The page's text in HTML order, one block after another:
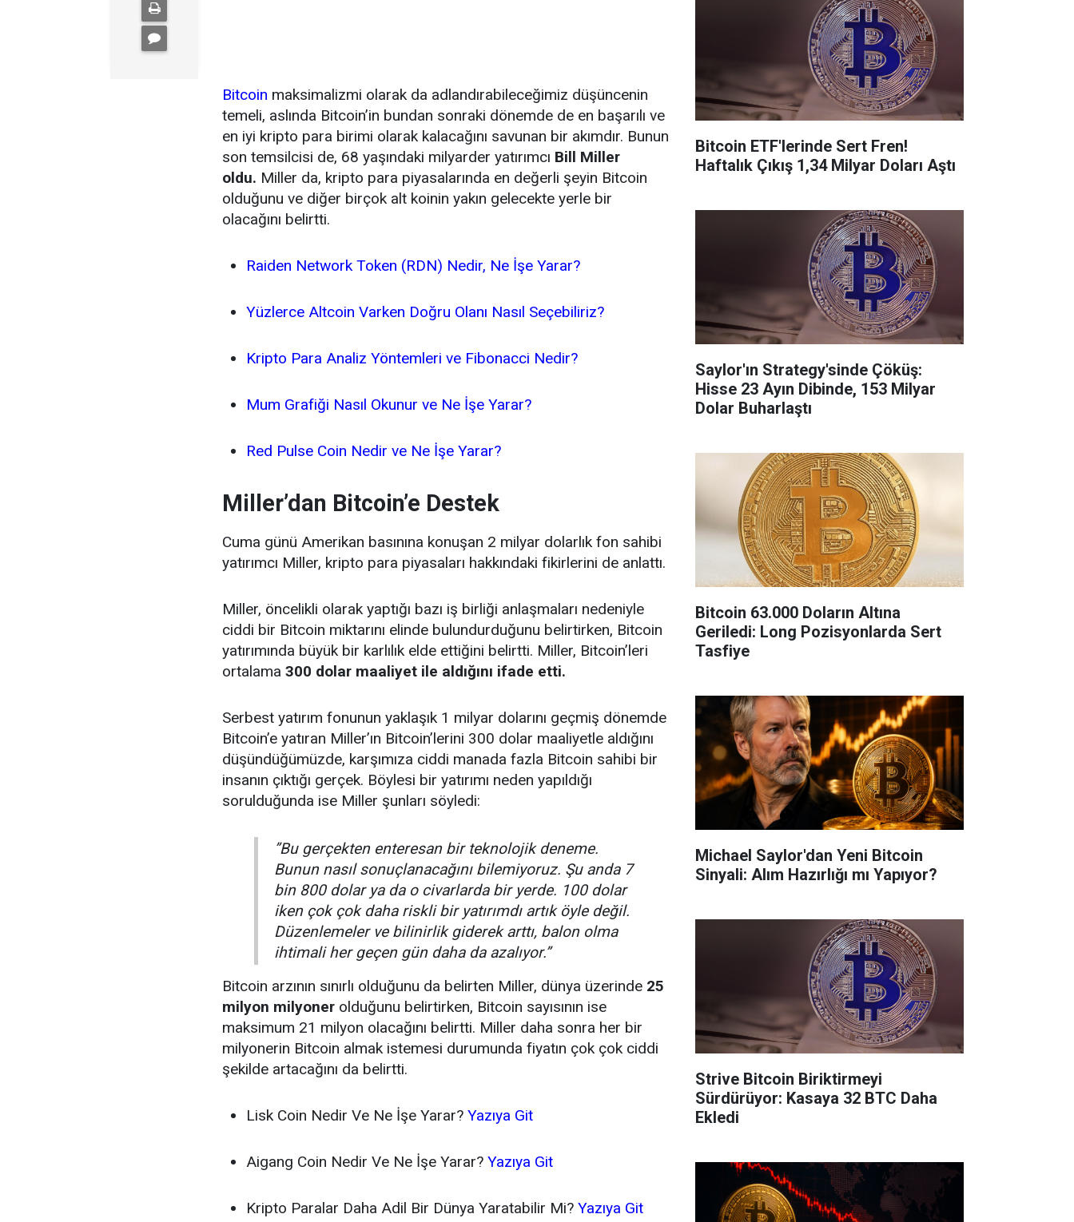
Bitcoin maksimalizmi olarak da adlandırabileceğimiz düşüncenin
temeli, aslında Bitcoin’in bundan sonraki dönemde de en başarılı ve
en iyi kripto para birimi olarak kalacağını savunan bir akımdır. Bunun
son temsilcisi de, 68 yaşındaki milyarder yatırımcı Bill Miller
oldu. Miller da, kripto para piyasalarında en değerli şeyin Bitcoin
olduğunu ve diğer birçok alt koinin yakın gelecekte yerle bir
olacağını belirtti.
Raiden Network Token (RDN) Nedir, Ne İşe Yarar?
Yüzlerce Altcoin Varken Doğru Olanı Nasıl Seçebiliriz?
Kripto Para Analiz Yöntemleri ve Fibonacci Nedir?
Mum Grafiği Nasıl Okunur ve Ne İşe Yarar?
Red Pulse Coin Nedir ve Ne İşe Yarar?
Miller’dan Bitcoin’e Destek
Cuma günü Amerikan basınına konuşan 2 milyar dolarlık fon sahibi
yatırımcı Miller, kripto para piyasaları hakkındaki fikirlerini de anlattı.
Miller, öncelikli olarak yaptığı bazı iş birliği anlaşmaları nedeniyle
ciddi bir Bitcoin miktarını elinde bulundurduğunu belirtirken, Bitcoin
yatırımında büyük bir karlılık elde ettiğini belirtti. Miller, Bitcoin’leri
ortalama 300 dolar maaliyet ile aldığını ifade etti.
Serbest yatırım fonunun yaklaşık 1 milyar dolarını geçmiş dönemde
Bitcoin’e yatıran Miller’ın Bitcoin’lerini 300 dolar maaliyetle aldığını
düşündüğümüzde, karşımıza ciddi manada fazla Bitcoin sahibi bir
insanın çıktığı gerçek. Böylesi bir yatırımı neden yapıldığı
sorulduğunda ise Miller şunları söyledi:
”Bu gerçekten enteresan bir teknolojik deneme.
Bunun nasıl sonuçlanacağını bilemiyoruz. Şu anda 7
bin 800 dolar ya da o civarlarda bir yerde. 100 dolar
iken çok çok daha riskli bir yatırımdı artık öyle değil.
Düzenlemeler ve bilinirlik giderek arttı, balon olma
ihtimali her geçen gün daha da azalıyor.”
Bitcoin arzının sınırlı olduğunu da belirten Miller, dünya üzerinde 25
milyon milyoner olduğunu belirtirken, Bitcoin sayısının ise
maksimum 21 milyon olacağını belirtti. Miller daha sonra her bir
milyonerin Bitcoin almak istemesi durumunda fiyatın çok çok ciddi
şekilde artacağını da belirtti.
Lisk Coin Nedir Ve Ne İşe Yarar? Yazıya Git
Aigang Coin Nedir Ve Ne İşe Yarar? Yazıya Git
Kripto Paralar Daha Adil Bir Dünya Yaratabilir Mi? Yazıya Git
Bitcoin ETF'lerinde Sert Fren!
Haftalık Çıkış 1,34 Milyar Doları Aştı
Saylor'ın Strategy'sinde Çöküş:
Hisse 23 Ayın Dibinde, 153 Milyar
Dolar Buharlaştı
Bitcoin 63.000 Doların Altına
Geriledi: Long Pozisyonlarda Sert
Tasfiye
Michael Saylor'dan Yeni Bitcoin
Sinyali: Alım Hazırlığı mı Yapıyor?
Strive Bitcoin Biriktirmeyi
Sürdürüyor: Kasaya 32 BTC Daha
Ekledi